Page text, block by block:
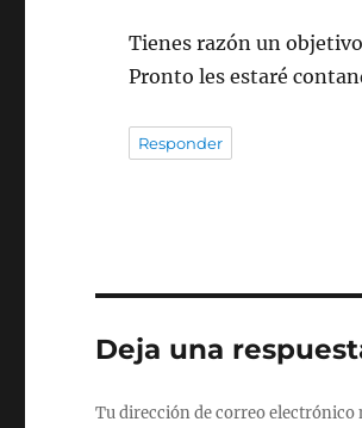
Tienes razón un
Pronto les estaré
Responder
Deja una
Tu dirección de correo electrónico